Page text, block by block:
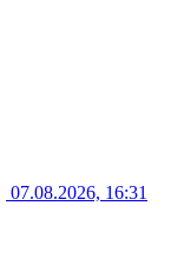
07.08.2026, 16:31